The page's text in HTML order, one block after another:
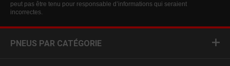
peut pas être tenu pour responsable d’informations qui seraient
incorrectes.
PNEUS PAR CATÉGORIE